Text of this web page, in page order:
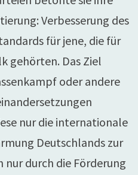
Verbesserung des
für jene, die für
gehörten. Das Ziel
oder andere
nur die internationale
Deutschlands zur
durch die Förderung